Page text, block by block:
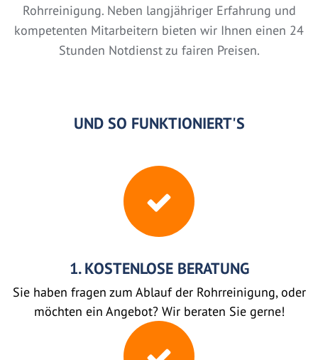
Rohrreinigung. Neben langjähriger Erfahrung und
kompetenten Mitarbeitern bieten wir Ihnen einen 24
Stunden Notdienst zu fairen Preisen.
UND SO FUNKTIONIERT'S
1. KOSTENLOSE BERATUNG
Sie haben fragen zum Ablauf der Rohrreinigung, oder
möchten ein Angebot? Wir beraten Sie gerne!